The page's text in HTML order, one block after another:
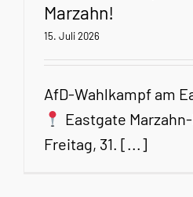
Marzahn!
15. Juli 2026
AfD-Wahlkampf am
Eastgate
Freitag, 31. [...]